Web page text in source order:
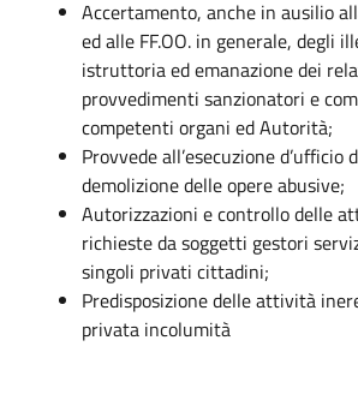
Accertamento, anche in ausilio
ed alle FF.OO. in generale, degli
istruttoria ed emanazione dei
provvedimenti sanzionatori e
competenti organi ed Autorità;
Provvede all’esecuzione
demolizione delle opere abusive;
Autorizzazioni e controllo delle
richieste da soggetti gestori
singoli privati cittadini;
Predisposizione delle attività
privata incolumità